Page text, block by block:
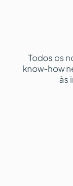
Todos os
know-how
às